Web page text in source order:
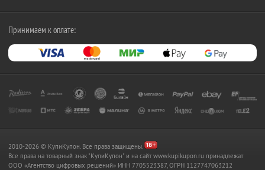
Принимаем к оплате:
2010-2026 © КупиКупон. Все права защищены.
Все права на товарный знак "КупиКупон" и на сайт www.kupikupon.ru принадлежат
OOO «Агентство цифровых решений» ИНН 7705523387, ОГРН 1127747063212